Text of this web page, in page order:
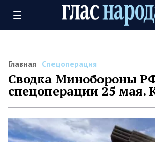
Главная Спецоперация
Сводка Минобороны
спецоперации 25 мая.